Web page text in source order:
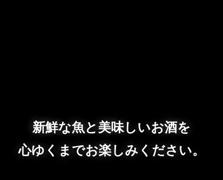
新鮮な魚と美味しいお酒を
心ゆくまでお楽しみください。